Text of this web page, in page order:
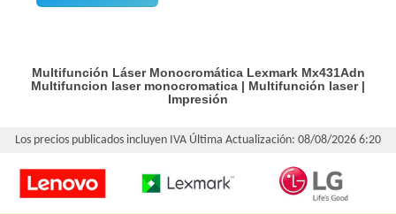
Multifunción Láser Monocromática Lexmark Mx431Adn
Multifuncion laser monocromatica | Multifunción laser|
Impresión
Los precios publicados incluyen IVA Última Actualización: 08/08/2026 6:20